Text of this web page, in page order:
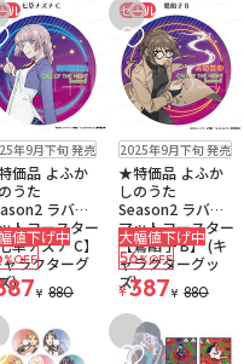
ル
に入りに追加
残り1個
パケット
年9月下旬 発売
価品 よふか
うた
ラバー
トコースター
草ナズナ C】
ャラクターグ
)
値下げ中
%OFF
¥ 880
セール
お気に入りに
販売中残り1個
ゆうパケット
2025年9月下旬 発売
★特価品 よふか
しのうた
Season2 ラバー
マットコースター
【鶯餡子 B】 (キ
ャラクターグッ
ズ)
大幅値下げ中
56%OFF
¥387¥ 880
に入りに追加お気に入りに